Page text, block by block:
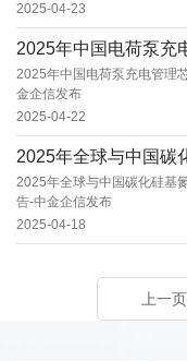
2025-04-23
2025年中国电荷泵充电管理
金企信发布
2025-04-22
2025年全球与中国碳化硅基
告-中金企信发布
2025-04-18
上一页